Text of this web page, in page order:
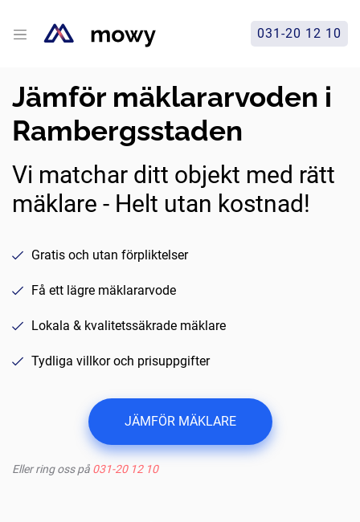
031-20 12 10
Jämför mäklararvoden i
Rambergsstaden
Vi matchar ditt objekt med rätt
mäklare - Helt utan kostnad!
Gratis och utan förpliktelser
Få ett lägre mäklararvode
Lokala & kvalitetssäkrade mäklare
Tydliga villkor och prisuppgifter
JÄMFÖR MÄKLARE
Eller ring oss på 031-20 12 10